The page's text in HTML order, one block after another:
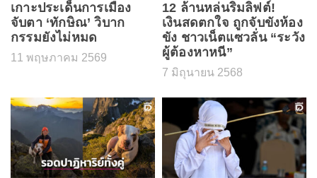
เกาะประเด็นการเมือง
จับตา ‘ทักษิณ’ วิบาก
กรรมยังไม่หมด
11 พฤษภาคม 2569
12 ล้านหล่นริมลิฟต์!
เงินสดตกใจ ถูกจับขังห้อง
ขัง ชาวเน็ตแซวลั่น “ระวัง
ผู้ต้องหาหนี”
7 มิถุนายน 2568